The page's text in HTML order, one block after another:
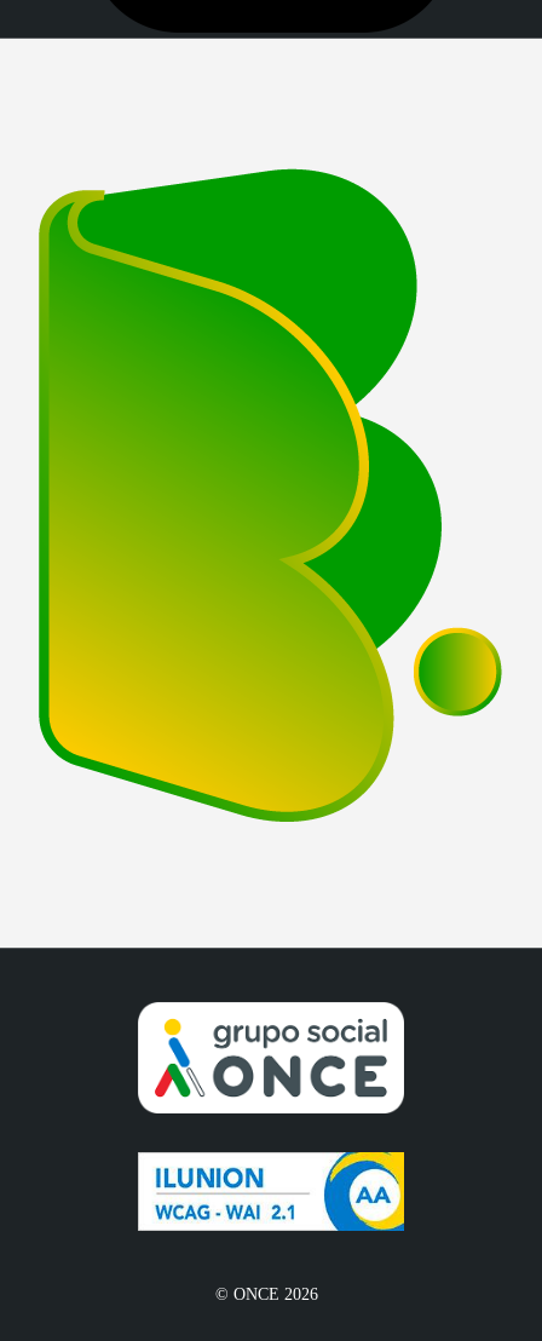
© ONCE 2026